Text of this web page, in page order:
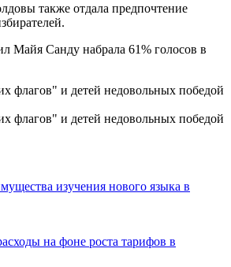
также отдала предпочтение
Майя Санду набрала 61% голосов в
изучения нового языка в
на фоне роста тарифов в